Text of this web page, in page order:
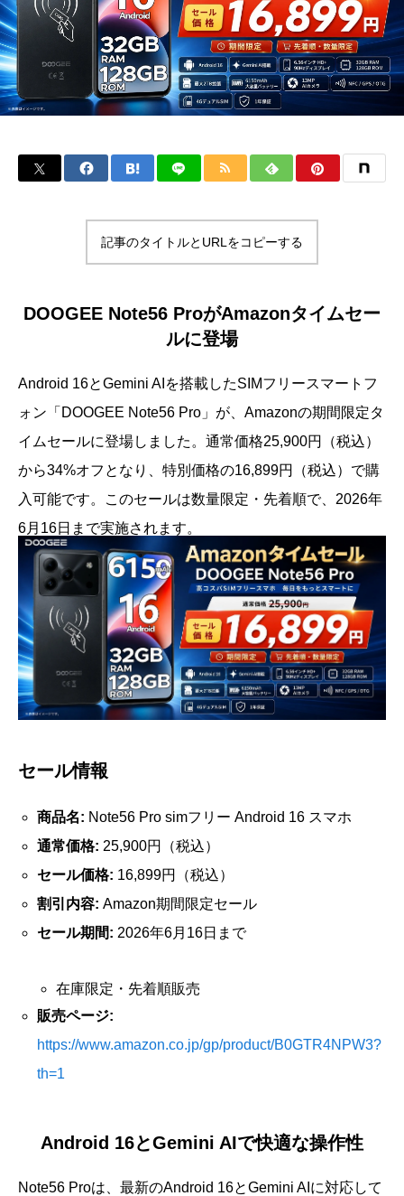
記事のタイトルとURLをコピーする
DOOGEE Note56 ProがAmazonタイムセー
ルに登場
Android 16とGemini AIを搭載したSIMフリースマートフ
ォン「DOOGEE Note56 Pro」が、Amazonの期間限定タ
イムセールに登場しました。通常価格25,900円（税込）
から34%オフとなり、特別価格の16,899円（税込）で購
入可能です。このセールは数量限定・先着順で、2026年
6月16日まで実施されます。
セール情報
商品名: Note56 Pro simフリー Android 16 スマホ
通常価格: 25,900円（税込）
セール価格: 16,899円（税込）
割引内容: Amazon期間限定セール
セール期間: 2026年6月16日まで
在庫限定・先着順販売
販売ページ:
https://www.amazon.co.jp/gp/product/B0GTR4NPW3?
th=1
Android 16とGemini AIで快適な操作性
Note56 Proは、最新のAndroid 16とGemini AIに対応して